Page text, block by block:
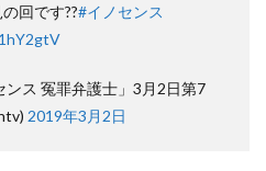
回です??#イノセンス
ス 冤罪弁護士」3月2日第7
2019年3月2日